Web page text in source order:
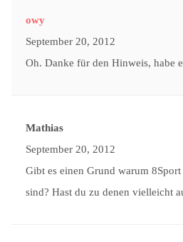
owy
September 20, 2012
Oh. Danke für den Hinweis, habe
Mathias
September 20, 2012
Gibt es einen Grund warum
sind? Hast du zu denen vielleicht